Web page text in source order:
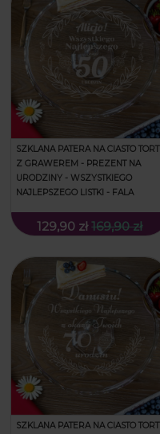
SZKLANA PATERA NA CIASTO TORT
Z GRAWEREM - PREZENT NA
URODZINY - WSZYSTKIEGO
NAJLEPSZEGO LISTKI - FALA
129,90 zł 169,90 zł
SZKLANA PATERA NA CIASTO TORT